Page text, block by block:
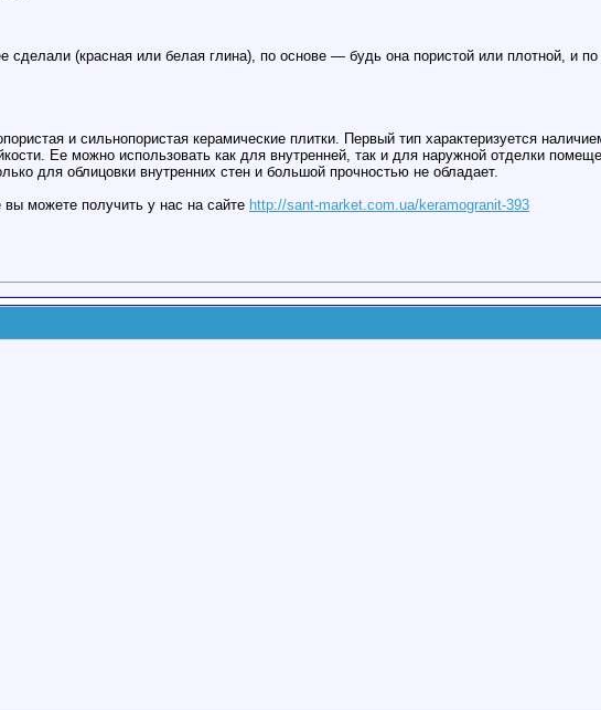
сделали (красная или белая глина), по основе — будь она пористой или плотной, и
и сильнопористая керамические плитки. Первый тип характеризуется
Ее можно использовать как для внутренней, так и для наружной отделки
для облицовки внутренних стен и большой прочностью не обладает.
можете получить у нас на сайте http://sant-market.com.ua/keramogranit-393